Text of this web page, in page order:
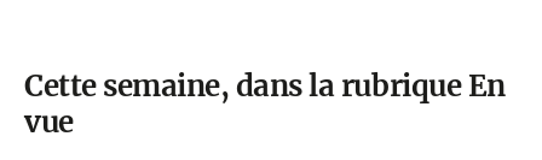
Cette semaine, dans la rubrique En
vue